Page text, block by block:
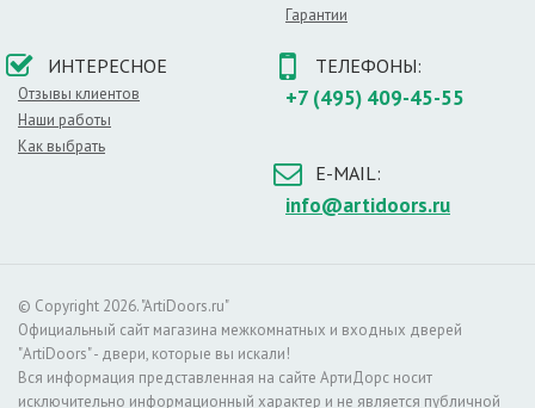
Гарантии
ИНТЕРЕСНОЕ
Отзывы клиентов
Наши работы
Как выбрать
ТЕЛЕФОНЫ:
+7 (495) 409-45-55
E-MAIL:
info@artidoors.ru
© Copyright 2026. "ArtiDoors.ru"
Официальный сайт магазина межкомнатных и входных дверей
"ArtiDoors" - двери, которые вы искали!
Вся информация представленная на сайте АртиДорс носит
исключительно информационный характер и не является публичной